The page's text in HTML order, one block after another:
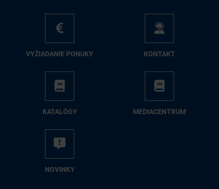
VY­ŽIA­DA­NIE PO­NU­KY KON­TAKT
KA­TA­LÓ­GY ME­DIA­CEN­TRUM
NO­VIN­KY